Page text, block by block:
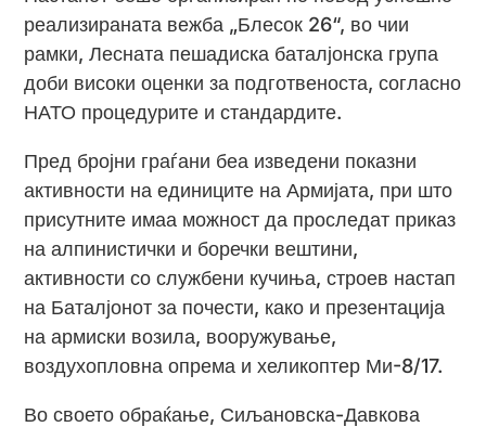
реализираната вежба „Блесок 26“, во чии
рамки, Лесната пешадиска баталјонска група
доби високи оценки за подготвеноста, согласно
НАТО процедурите и стандардите.
Пред бројни граѓани беа изведени показни
активности на единиците на Армијата, при што
присутните имаа можност да проследат приказ
на алпинистички и боречки вештини,
активности со службени кучиња, строев настап
на Баталјонот за почести, како и презентација
на армиски возила, вооружување,
воздухопловна опрема и хеликоптер Ми-8/17.
Во своето обраќање, Сиљановска-Давкова